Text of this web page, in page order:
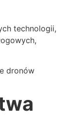
technologii,
dronów